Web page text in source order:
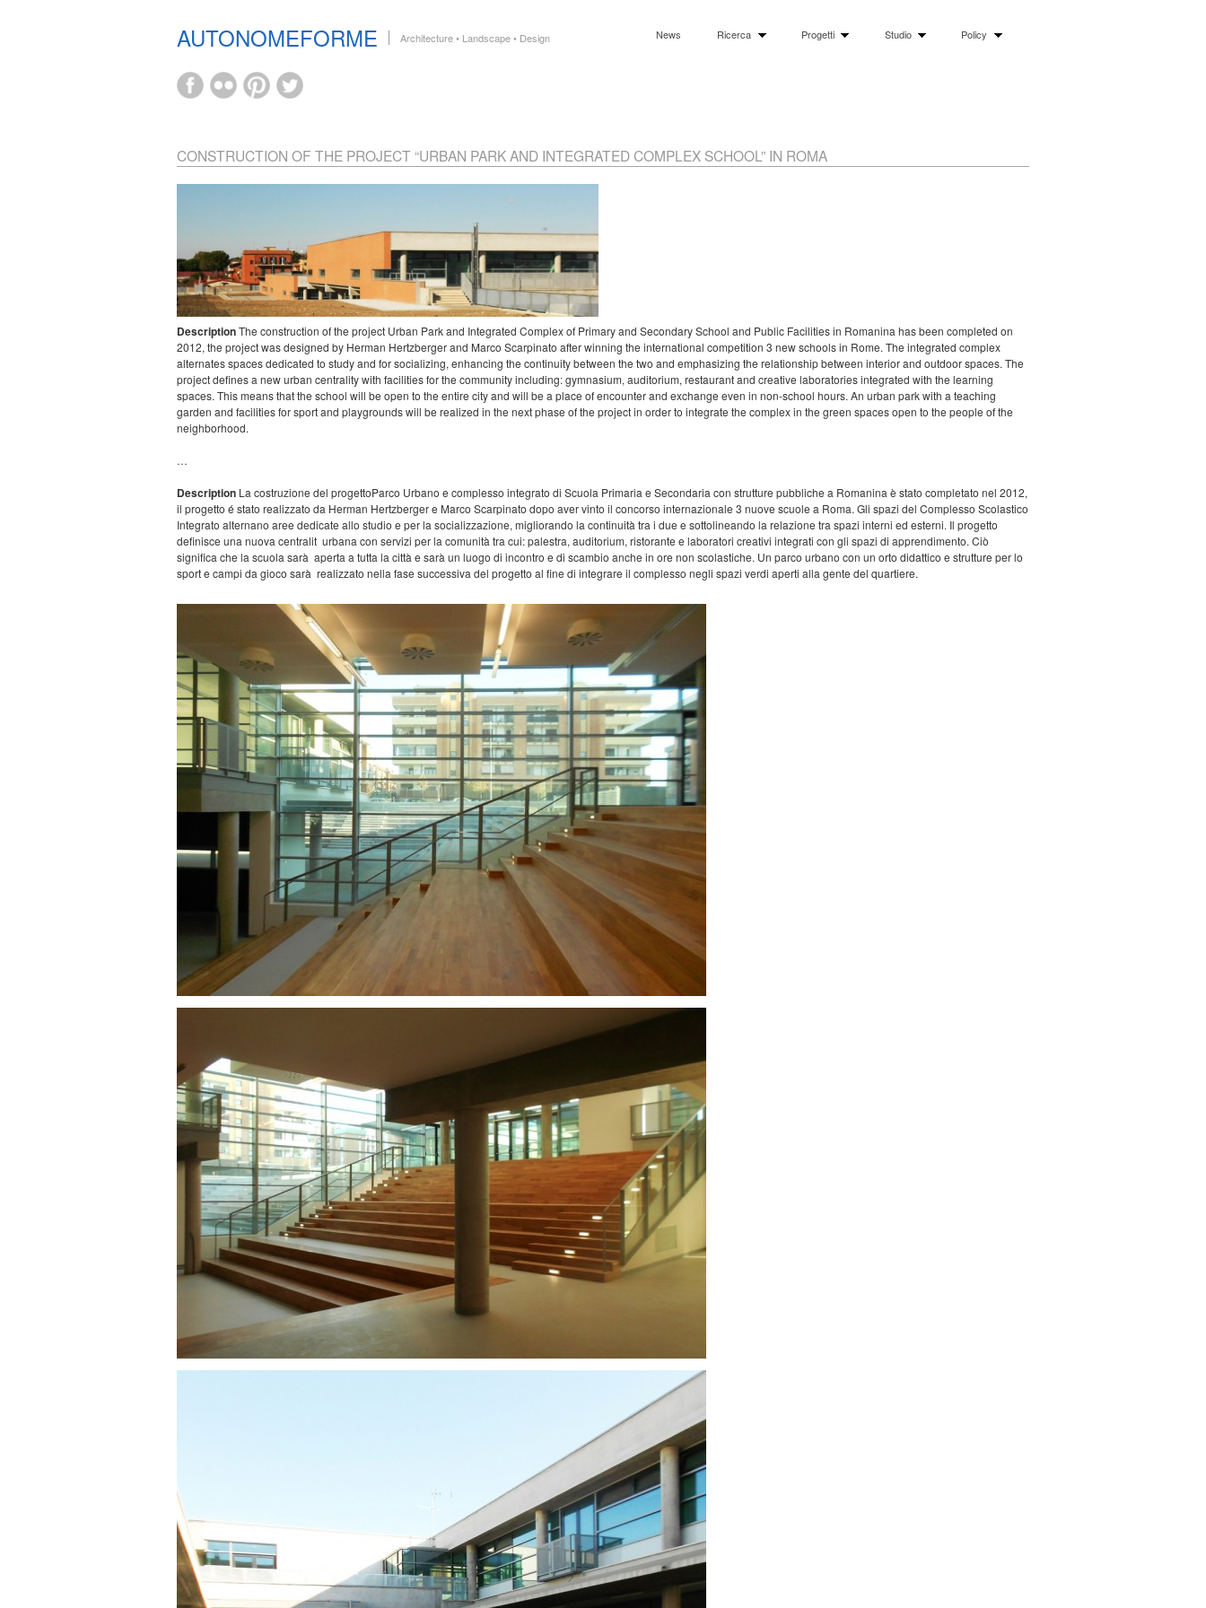
AUTONOMEFORME Architecture • Landscape • Design News Ricerca Progetti Studio Policy
CONSTRUCTION OF THE PROJECT “URBAN PARK AND INTEGRATED COMPLEX SCHOOL” IN ROMA
DescriptionThe construction of the project Urban Park and Integrated Complex of Primary and Secondary School and Public Facilities in Romanina has been completed on
2012, the project was designed by Herman Hertzberger and Marco Scarpinato after winning the international competition 3 new schools in Rome. The integrated complex
alternates spaces dedicated to study and for socializing, enhancing the continuity between the two and emphasizing the relationship between interior and outdoor spaces. The
project defines a new urban centrality with facilities for the community including: gymnasium, auditorium, restaurant and creative laboratories integrated with the learning
spaces. This means that the school will be open to the entire city and will be a place of encounter and exchange even in non-school hours. An urban park with a teaching
garden and facilities for sport and playgrounds will be realized in the next phase of the project in order to integrate the complex in the green spaces open to the people of the
neighborhood.
…
Description La costruzione del progettoParco Urbano e complesso integrato di Scuola Primaria e Secondaria con strutture pubbliche a Romanina è stato completato nel 2012,
il progetto é stato realizzato da Herman Hertzberger e Marco Scarpinato dopo aver vinto il concorso internazionale 3 nuove scuole a Roma. Gli spazi del Complesso Scolastico
Integrato alternano aree dedicate allo studio e per la socializzazione, migliorando la continuità tra i due e sottolineando la relazione tra spazi interni ed esterni. Il progetto
definisce una nuova centralit urbana con servizi per la comunità tra cui: palestra, auditorium, ristorante e laboratori creativi integrati con gli spazi di apprendimento. Ciò
significa che la scuola sarà aperta a tutta la città e sarà un luogo di incontro e di scambio anche in ore non scolastiche. Un parco urbano con un orto didattico e strutture per lo
sport e campi da gioco sarà realizzato nella fase successiva del progetto al fine di integrare il complesso negli spazi verdi aperti alla gente del quartiere.